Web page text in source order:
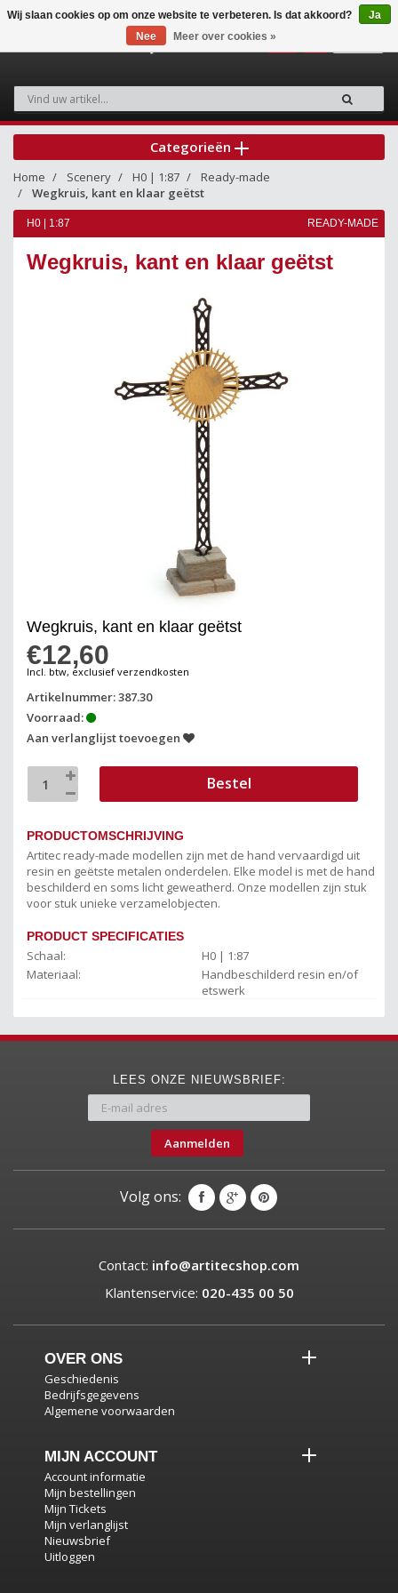
Categorieën
Home Scenery H0 | 1:87
Ready-made
Wegkruis, kant en klaar geëtst
H0 | 1:87 READY-MADE
Wegkruis, kant en klaar geëtst
Wegkruis, kant en klaar geëtst
€12,60
Incl. btw, exclusief verzendkosten
Artikelnummer: 387.30
Voorraad:
Aan verlanglijst toevoegen
Bestel
PRODUCTOMSCHRIJVING
Artitec ready-made modellen zijn met de hand vervaardigd uit
resin en geëtste metalen onderdelen. Elke model is met de hand
beschilderd en soms licht geweatherd. Onze modellen zijn stuk
voor stuk unieke verzamelobjecten.
PRODUCT SPECIFICATIES
Schaal:
H0 | 1:87
Materiaal:
Handbeschilderd resin en/of
etswerk
LEES ONZE NIEUWSBRIEF:
Aanmelden
Volg ons:
Contact: info@artitecshop.com
Klantenservice: 020-435 00 50
OVER ONS
Geschiedenis
Bedrijfsgegevens
Algemene voorwaarden
MIJN ACCOUNT
Account informatie
Mijn bestellingen
Mijn Tickets
Mijn verlanglijst
Nieuwsbrief
Uitloggen
Wij slaan cookies op om onze website te verbeteren. Is dat akkoord?
Ja
Nee
Meer over cookies »